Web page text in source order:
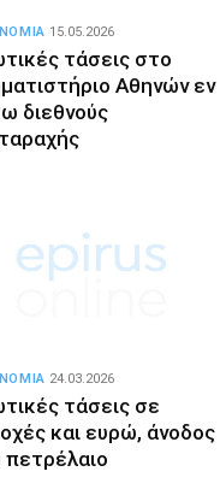
τάσεις στο
Αθηνών εν
διεθνούς
15.05.2026
τάσεις σε
και ευρώ, άνοδος
πετρέλαιο
24.03.2026